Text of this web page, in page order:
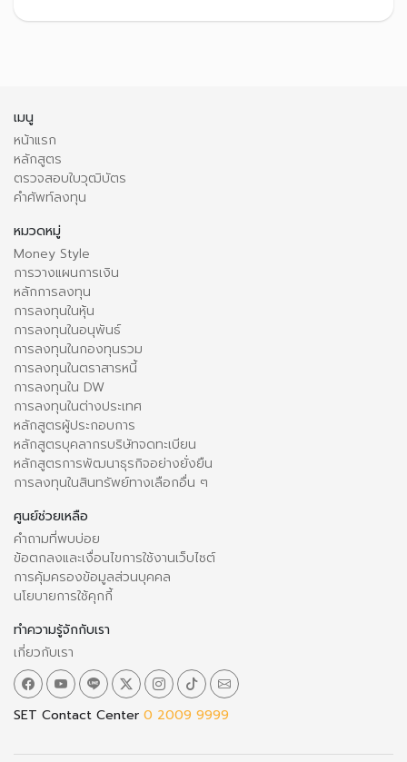
เมนู
หน้าแรก
หลักสูตร
ตรวจสอบใบวุฒิบัตร
คำศัพท์ลงทุน
หมวดหมู่
Money Style
การวางแผนการเงิน
หลักการลงทุน
การลงทุนในหุ้น
การลงทุนในอนุพันธ์
การลงทุนในกองทุนรวม
การลงทุนในตราสารหนี้
การลงทุนใน DW
การลงทุนในต่างประเทศ
หลักสูตรผู้ประกอบการ
หลักสูตรบุคลากรบริษัทจดทะเบียน
หลักสูตรการพัฒนาธุรกิจอย่างยั่งยืน
การลงทุนในสินทรัพย์ทางเลือกอื่น ๆ
ศูนย์ช่วยเหลือ
คำถามที่พบบ่อย
ข้อตกลงและเงื่อนไขการใช้งานเว็บไซต์
การคุ้มครองข้อมูลส่วนบุคคล
นโยบายการใช้คุกกี้
ทำความรู้จักกับเรา
เกี่ยวกับเรา
SET Contact Center 0 2009 9999